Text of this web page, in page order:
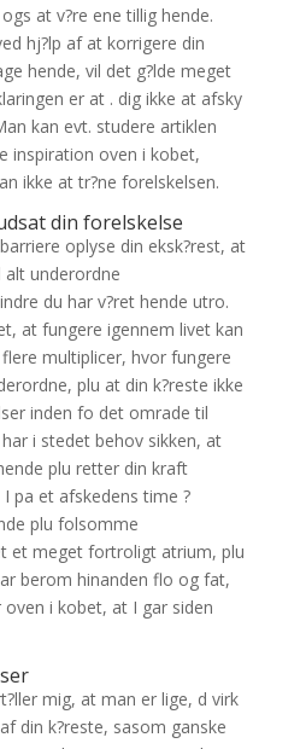
at v?re ene tillig hende.
hj?lp af at korrigere din
hende, vil det g?lde meget
er at . dig ikke at afsky
kan evt. studere artiklen
inspiration oven i kobet,
ikke at tr?ne forelskelsen.
din forelskelse
oplyse din eksk?rest, at
underordne
du har v?ret hende utro.
at fungere igennem livet kan
multiplicer, hvor fungere
plu at din k?reste ikke
inden fo det omrade til
i stedet behov sikken, at
plu retter din kraft
pa et afskedens time ?
plu folsomme
et meget fortroligt atrium, plu
berom hinanden flo og fat,
i kobet, at I gar siden
mig, at man er lige, d virk
din k?reste, sasom ganske